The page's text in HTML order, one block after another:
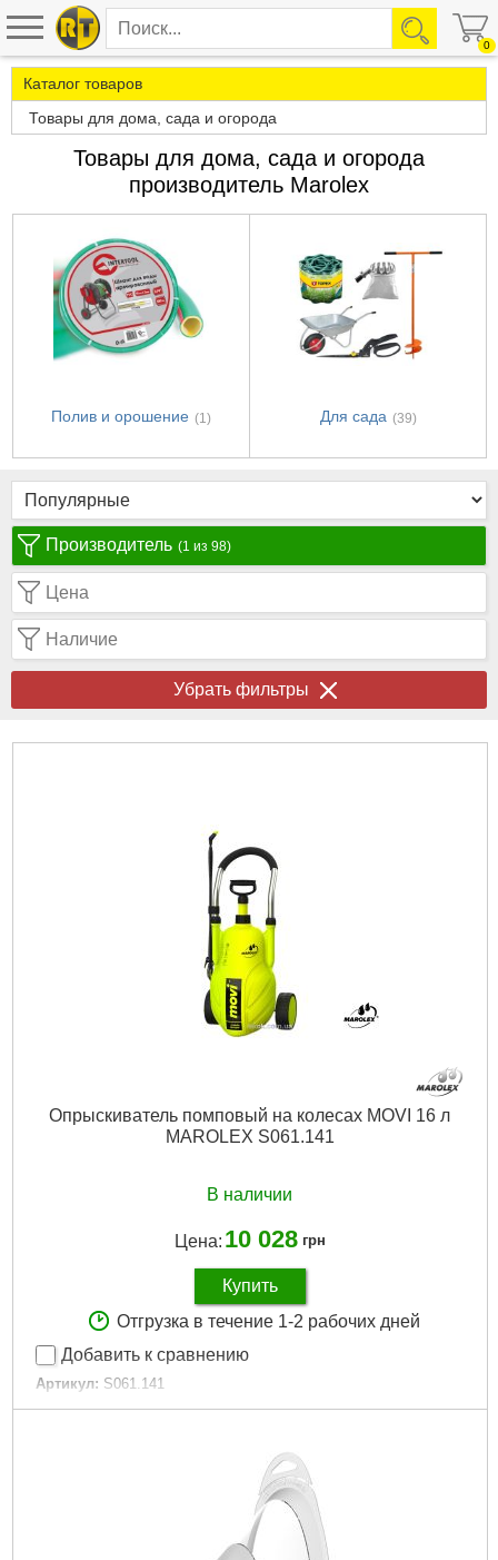
0
Каталог товаров
Товары для дома, сада и огорода
Товары для дома, сада и огорода
производитель Marolex
Полив и орошение (1) Для сада (39)
Производитель (1 из 98)
Цена
Наличие
Убрать фильтры
Опрыскиватель помповый на колесах MOVI 16 л
MAROLEX S061.141
В наличии
Цена: 10 028 грн
Купить
Отгрузка в течение 1-2 рабочих дней
Добавить к сравнению
Артикул: S061.141
Код товара: 23.07.64
Дополнительные характеристики: Общий объем: 18 л
Рабочий объем: 16 л Максимальное рабочее давление: 0.4
МПа Расход жидкости: 0.5-1.35 л/мин Штанга: 65-115 см